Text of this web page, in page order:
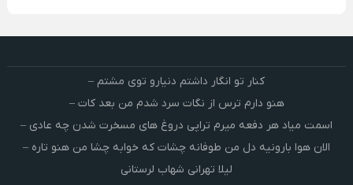
کنار تو انگار داشتم دنیارو توی مشتم –
هنو دارم ترس از نگات سرد شدم من بعد کات –
اسمت میاد هر دفعه میرم تراپی دروغ‌ های مسخرت شدن چه عادی –
الان هوا بارونیه دل من طوفانه چشات که خوابه چشا من هنو تاره –
لیلا تهرانی شهاب لرستانی